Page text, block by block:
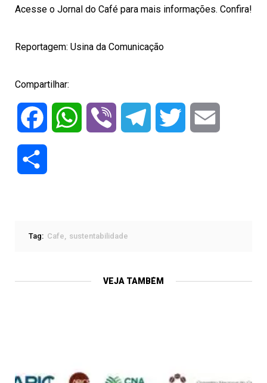
Acesse o Jornal do Café para mais informações. Confira!
Reportagem: Usina da Comunicação
Compartilhar:
Facebook WhatsApp Viber Telegram Twitter
Tag: Cafe sustentabilidade
VEJA TAMBÉM